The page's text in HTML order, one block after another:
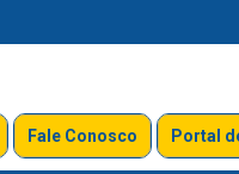
Fale Conosco Portal